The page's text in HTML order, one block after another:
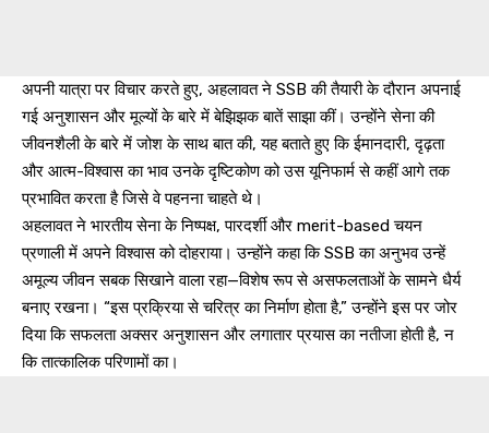
अपनी यात्रा पर विचार करते हुए, अहलावत ने SSB की तैयारी के दौरान अपनाई
गई अनुशासन और मूल्यों के बारे में बेझिझक बातें साझा कीं। उन्होंने सेना की
जीवनशैली के बारे में जोश के साथ बात की, यह बताते हुए कि ईमानदारी, दृढ़ता
और आत्म-विश्वास का भाव उनके दृष्टिकोण को उस यूनिफार्म से कहीं आगे तक
प्रभावित करता है जिसे वे पहनना चाहते थे।
अहलावत ने भारतीय सेना के निष्पक्ष, पारदर्शी और merit-based चयन
प्रणाली में अपने विश्वास को दोहराया। उन्होंने कहा कि SSB का अनुभव उन्हें
अमूल्य जीवन सबक सिखाने वाला रहा—विशेष रूप से असफलताओं के सामने धैर्य
बनाए रखना। “इस प्रक्रिया से चरित्र का निर्माण होता है,” उन्होंने इस पर जोर
दिया कि सफलता अक्सर अनुशासन और लगातार प्रयास का नतीजा होती है, न
कि तात्कालिक परिणामों का।